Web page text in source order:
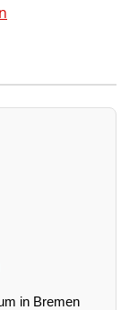
in Bremen